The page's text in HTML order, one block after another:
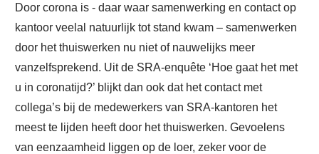
Door corona is - daar waar samenwerking en contact op
kantoor veelal natuurlijk tot stand kwam – samenwerken
door het thuiswerken nu niet of nauwelijks meer
vanzelfsprekend. Uit de SRA-enquête ‘Hoe gaat het met
u in coronatijd?’ blijkt dan ook dat het contact met
collega’s bij de medewerkers van SRA-kantoren het
meest te lijden heeft door het thuiswerken. Gevoelens
van eenzaamheid liggen op de loer, zeker voor de